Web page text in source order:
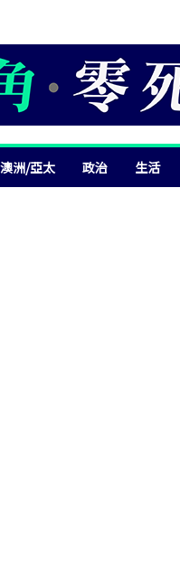
澳洲/亞太 政治 生活